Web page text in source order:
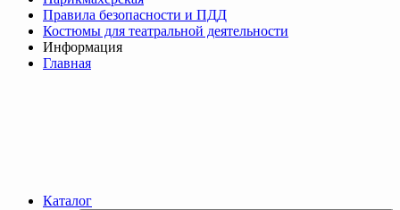
Правила безопасности и ПДД
Костюмы для театральной деятельности
Информация
Главная
Каталог